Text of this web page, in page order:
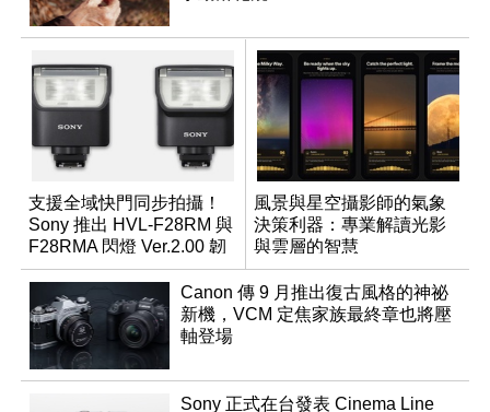
支援全域快門同步拍攝！
Sony 推出 HVL-F28RM 與
F28RMA 閃燈 Ver.2.00 韌
體
風景與星空攝影師的氣象
決策利器：專業解讀光影
與雲層的智慧
App「Atmos」登場
Canon 傳 9 月推出復古風格的神祕
新機，VCM 定焦家族最終章也將壓
軸登場
Sony 正式在台發表 Cinema Line